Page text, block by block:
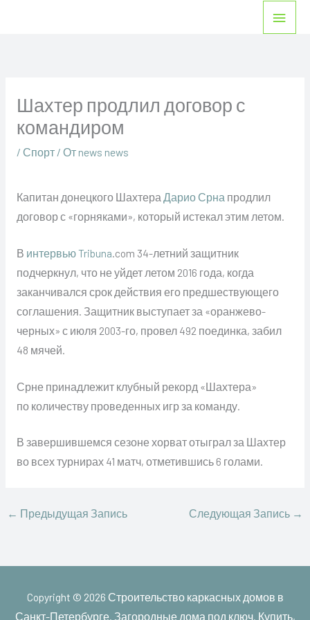
Шахтер продлил договор с
командиром
/ Спорт/ От news news
Капитан донецкого Шахтера Дарио Срна продлил
договор с «горняками», который истекал этим летом.
В интервьюTribuna.com 34-летний защитник
подчеркнул, что не уйдет летом 2016 года, когда
заканчивался срок действия его предшествующего
соглашения. Защитник выступает за «оранжево-
черных» с июля 2003-го, провел 492 поединка, забил
48 мячей.
Срне принадлежит клубный рекорд «Шахтера»
по количеству проведенных игр за команду.
В завершившемся сезоне хорват отыграл за Шахтер
во всех турнирах 41 матч, отметившись 6 голами.
← Предыдущая Запись Следующая Запись →
Copyright © 2026 Строительство каркасных домов в
Санкт-Петербурге. Загородные дома под ключ. Купить,